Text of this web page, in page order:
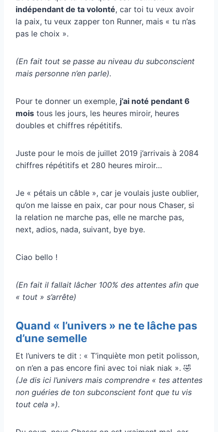
indépendant de ta volonté, car toi tu veux avoir
la paix, tu veux zapper ton Runner, mais « tu n’as
pas le choix ».
(En fait tout se passe au niveau du subconscient
mais personne n’en parle).
Pour te donner un exemple, j’ai noté pendant 6
mois tous les jours, les heures miroir, heures
doubles et chiffres répétitifs.
Juste pour le mois de juillet 2019 j’arrivais à 2084
chiffres répétitifs et 280 heures miroir…
Je « pétais un câble », car je voulais juste oublier,
qu’on me laisse en paix, car pour nous Chaser, si
la relation ne marche pas, elle ne marche pas,
next, adios, nada, suivant, bye bye.
Ciao bello !
(En fait il fallait lâcher 100% des attentes afin que
« tout » s’arrête)
Quand « l’univers » ne te lâche pas
d’une semelle
Et l’univers te dit : « T’inquiète mon petit polisson,
on n’en a pas encore fini avec toi niak niak ». 🤣
(Je dis ici l’univers mais comprendre « tes attentes
non guéries de ton subconscient font que tu vis
tout cela »).